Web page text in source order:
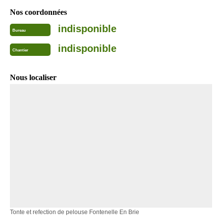
Nos coordonnées
Bureau indisponible
Chantier indisponible
Nous localiser
Tonte et refection de pelouse Fontenelle En Brie